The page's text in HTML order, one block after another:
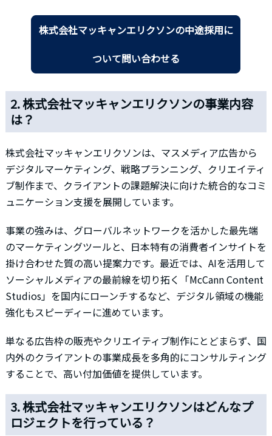
株式会社マッキャンエリクソンの中途採用に
ついて問い合わせる
2. 株式会社マッキャンエリクソンの事業内容
は？
株式会社マッキャンエリクソンは、マスメディア広告から
デジタルマーケティング、戦略プランニング、クリエイティ
ブ制作まで、クライアントの課題解決に向けた統合的なコミ
ュニケーション支援を展開しています。
事業の強みは、グローバルネットワークを活かした最先端
のマーケティングツールと、日本特有の消費者インサイトを
掛け合わせた質の高い提案力です。最近では、AIを活用して
ソーシャルメディアの最前線を切り拓く「McCann Content
Studios」を国内にローンチするなど、デジタル領域の機能
強化もスピーディーに進めています。
単なる広告枠の販売やクリエイティブ制作にとどまらず、国
内外のクライアントの事業成長を多角的にコンサルティング
することで、高い付加価値を提供しています。
3. 株式会社マッキャンエリクソンはどんなプ
ロジェクトを行っている？